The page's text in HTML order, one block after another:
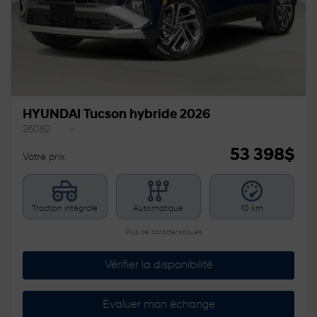
HYUNDAI Tucson hybride 2026
26082 –
Votre prix 53 398$
Traction intégrale Automatique 10 km
Plus de caractéristiques
Vérifier la disponibilité
Évaluer mon échange